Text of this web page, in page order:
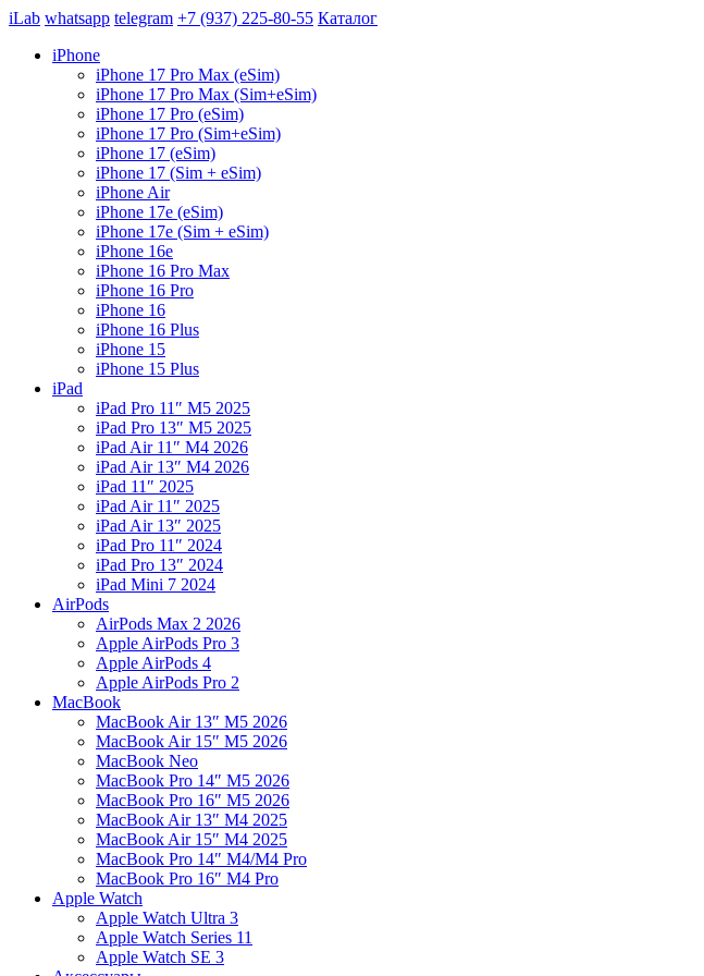
iLab whatsapp telegram +7 (937) 225-80-55 Каталог
iPhone
iPhone 17 Pro Max (eSim)
iPhone 17 Pro Max (Sim+eSim)
iPhone 17 Pro (eSim)
iPhone 17 Pro (Sim+eSim)
iPhone 17 (eSim)
iPhone 17 (Sim + eSim)
iPhone Air
iPhone 17e (eSim)
iPhone 17e (Sim + eSim)
iPhone 16e
iPhone 16 Pro Max
iPhone 16 Pro
iPhone 16
iPhone 16 Plus
iPhone 15
iPhone 15 Plus
iPad
iPad Pro 11″ M5 2025
iPad Pro 13″ M5 2025
iPad Air 11″ M4 2026
iPad Air 13″ M4 2026
iPad 11″ 2025
iPad Air 11″ 2025
iPad Air 13″ 2025
iPad Pro 11″ 2024
iPad Pro 13″ 2024
iPad Mini 7 2024
AirPods
AirPods Max 2 2026
Apple AirPods Pro 3
Apple AirPods 4
Apple AirPods Pro 2
MacBook
MacBook Air 13″ M5 2026
MacBook Air 15″ M5 2026
MacBook Neo
MacBook Pro 14″ M5 2026
MacBook Pro 16″ M5 2026
MacBook Air 13″ M4 2025
MacBook Air 15″ M4 2025
MacBook Pro 14″ M4/M4 Pro
MacBook Pro 16″ M4 Pro
Apple Watch
Apple Watch Ultra 3
Apple Watch Series 11
Apple Watch SE 3